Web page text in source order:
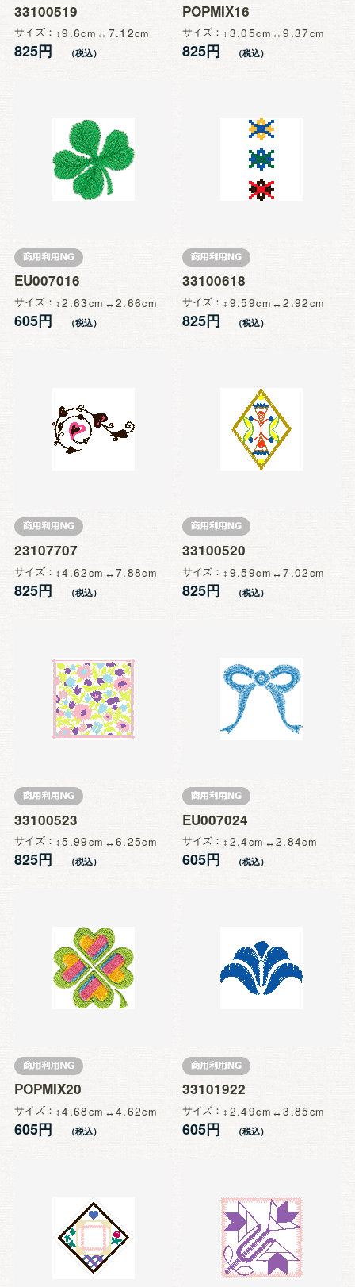
33100519
サイズ 9.6 7.12
825円
POPMIX16
サイズ 3.05 9.37
825円
EU007016
サイズ 2.63 2.66
605円
33100618
サイズ 9.59 2.92
825円
23107707
サイズ 4.62 7.88
825円
33100520
サイズ 9.59 7.02
825円
33100523
サイズ 5.99 6.25
825円
EU007024
サイズ 2.4 2.84
605円
POPMIX20
サイズ 4.68 4.62
605円
33101922
サイズ 2.49 3.85
605円